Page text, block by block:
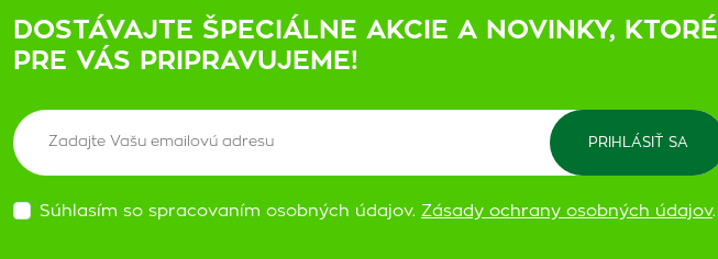
DOSTÁVAJTE ŠPECIÁLNE AKCIE A NOVINKY, KTORÉ
PRE VÁS PRIPRAVUJEME!
Súhlasím so spracovaním osobných údajov. Zásady ochrany osobných údajov.